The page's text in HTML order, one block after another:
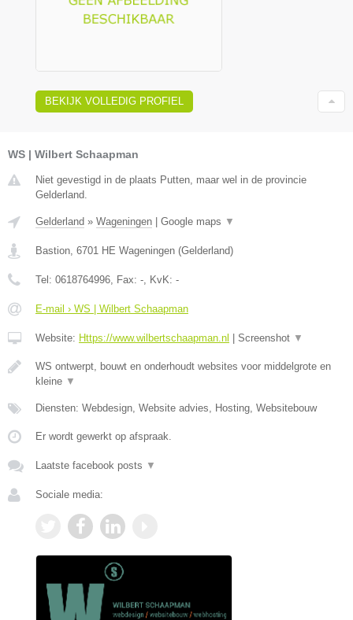
BEKIJK VOLLEDIG PROFIEL
WS | Wilbert Schaapman
Niet gevestigd in de plaats Putten, maar wel in de provincie
Gelderland.
Gelderland » Wageningen Google maps ▼
Bastion, 6701 HE Wageningen (Gelderland)
Tel: 0618764996, Fax: -, KvK: -
E-mail › WS | Wilbert Schaapman
Website: Https://www.wilbertschaapman.nl Screenshot ▼
WS ontwerpt, bouwt en onderhoudt websites voor middelgrote en
kleine ▼
Diensten: Webdesign, Website advies, Hosting, Websitebouw
Er wordt gewerkt op afspraak.
Laatste facebook posts ▼
Sociale media: